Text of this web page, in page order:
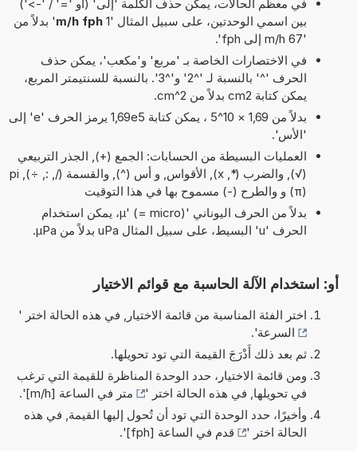
في معظم الحالات، يمكن حذف الكلمة 'إلى' (أو '=' / '->')
بين اسمي الوحدتين، على سبيل المثال '1 m/h fph' بدلاً من
'67 m/h إلى fph'.
في الاختصارات الخاصة بـ 'مربع' و'مكعب'، يمكن حذف
الحرف '^' بالنسبة لـ '^2' و'^3'. بالنسبة للسنتيمتر المربع،
يمكن كتابة cm2 بدلاً من cm^2.
بدلاً من 1,69 × 10^5 ، يمكن كتابة 1,69e5 يرمز الحرف 'e' إلى
'الأس'.
العمليات البسيطة من الحسابات: الجمع (+), الجذر التربيعي
(√), والضرب (*, x), الأقواس, و أس (^), والقسمة (/, :, ÷), pi
(π) و والطرح (-) مسموح بها في هذا التوقيت
بدلاً من الحرف اليوناني 'µ' (= micro)، يمكن استخدام
الحرف 'u' البسيط، على سبيل المثال uPa بدلاً من µPa.
أو: استخدام الآلة الحاسبة مع قوائم الاختيار
اختر الفئة المناسبة من قائمة الاختيار, في هذه الحالة اختر '
السرعة'.
ثم بعد ذلك أَدْرَجَ القيمة التي تود تحويلها.
ومن قائمة الاختيار، حدد الوحدة المناظرة للقيمة التي ترغب
في تحويلها, في هذه الحالة اختر '
متر في الساعة [m/h]
'.
وأخيرًا، حدد الوحدة التي تود أن تُحول إليها القيمة, في هذه
الحالة اختر '
قدم في الساعة [fph] '.